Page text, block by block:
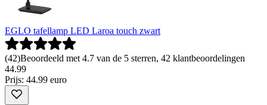
EGLO tafellamp LED Laroa touch zwart
(42)Beoordeeld met 4.7 van de 5 sterren, 42 klantbeoordelingen
44.99
Prijs: 44.99 euro